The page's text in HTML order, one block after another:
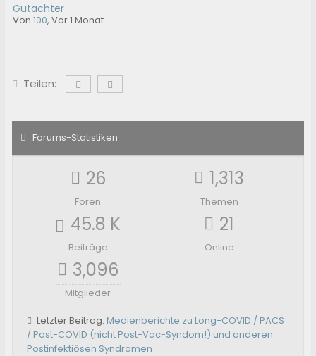
Gutachter
Von100,Vor 1 Monat
Teilen:
Forums-Statistiken
26
Foren
1,313
Themen
45.8 K
Beiträge
21
Online
3,096
Mitglieder
Letzter Beitrag: Medienberichte zu Long-COVID / PACS
/ Post-COVID (nicht Post-Vac-Syndom!) und anderen
Postinfektiösen Syndromen